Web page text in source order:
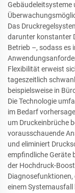
Gebäudeleitsysteme
Das
darunter konstanter
Betrieb –, sodass es
Flexibilität erweist
tageszeitlich
beispielsweise in
Die Technologie
im Bedarf
um Druckeinbrüche
vorausschauende
und eliminiert
empfindliche Geräte
der Hochdruck-
Diagnosefunktionen,
einem